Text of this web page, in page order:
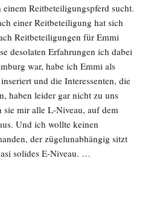
Reitbeteiligungspferd sucht.
einer Reitbeteiligung hat sich
Reitbeteiligungen für Emmi
desolaten Erfahrungen ich dabei
war, habe ich Emmi als
und die Interessenten, die
haben leider gar nicht zu uns
sie mir alle L-Niveau, auf dem
Und ich wollte keinen
der zügelunabhängig sitzt
solides E-Niveau. …